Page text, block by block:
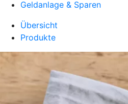
Geldanlage & Sparen
Übersicht
Produkte